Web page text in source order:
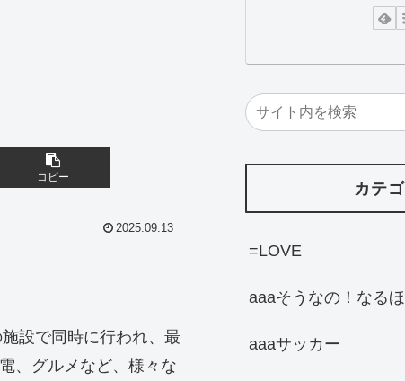
コピー
2025.09.13
設で同時に行われ、最
、グルメなど、様々な
カテ
=LOVE
aaaそうなの！なる
aaaサッカー